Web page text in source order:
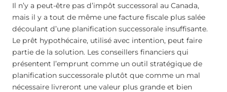
Il n’y a peut-être pas d’impôt successoral au Canada,
mais il y a tout de même une facture fiscale plus salée
découlant d’une planification successorale insuffisante.
Le prêt hypothécaire, utilisé avec intention, peut faire
partie de la solution. Les conseillers financiers qui
présentent l’emprunt comme un outil stratégique de
planification successorale plutôt que comme un mal
nécessaire livreront une valeur plus grande et bien